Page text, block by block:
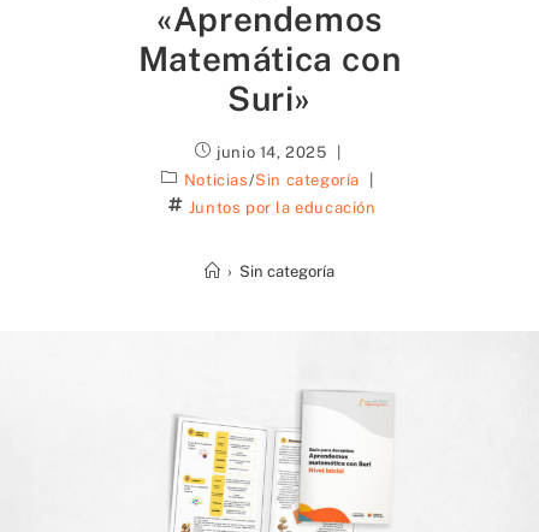
«Aprendemos
Matemática con
Suri»
junio 14, 2025
Noticias/Sin categoría
Juntos por la educación
› Sin categoría